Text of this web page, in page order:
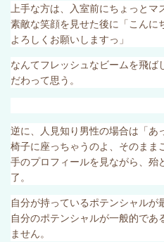
上手な方は、入室前にちょっとマ
素敵な笑顔を見せた後に「こんに
よろしくお願いしますっ」
なんてフレッシュなビームを飛ば
だわって思う。
逆に、人見知り男性の場合は「あ
椅子に座っちゃうのよ、そのまま
手のプロフィールを見ながら、殆
了。
自分が持っているポテンシャル
自分のポテンシャルが一般的であ
ません。